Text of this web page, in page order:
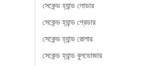
সেকেন্ড হ্যান্ড লোডার
সেকেন্ড হ্যান্ড গ্রেডার
সেকেন্ড হ্যান্ড রোলার
সেকেন্ড হ্যান্ড বুলডোজার